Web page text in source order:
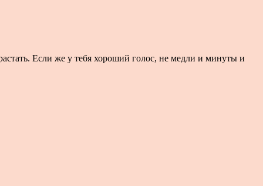
Если же у тебя хороший голос, не медли и минуты и